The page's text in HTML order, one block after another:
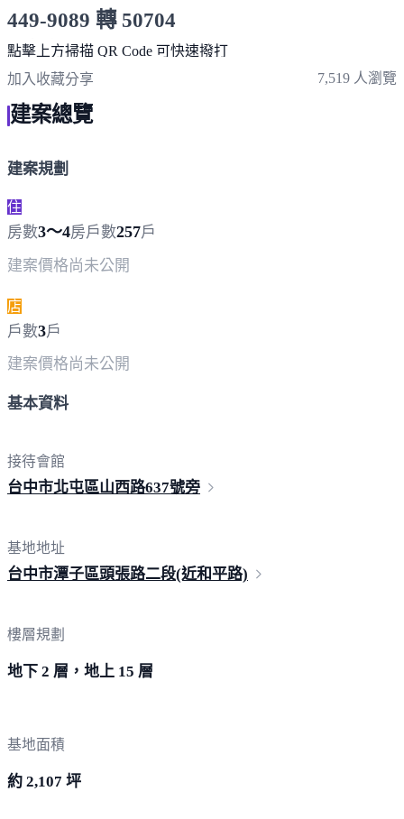
449-9089 轉 50704
服務時間 10:00～19:00
加入收藏分享 7,519 人瀏覽
建案總覽
建案規劃
住
房數3～4房戶數257戶
建案價格尚未公開
店
戶數3戶
建案價格尚未公開
基本資料
接待會館
台中市北屯區山西路637號旁
基地地址
台中市潭子區頭張路二段(近和平路)
樓層規劃
地下 2 層，地上 15 層
基地面積
約 2,107 坪